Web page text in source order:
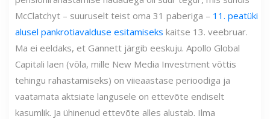
McClatchyt – suuruselt teist oma 31 paberiga – 11. peatüki
alusel pankrotiavalduse esitamiseks kaitse 13. veebruar.
Ma ei eeldaks, et Gannett järgib eeskuju. Apollo Global
Capitali laen (võla, mille New Media Investment võttis
tehingu rahastamiseks) on viieaastase perioodiga ja
vaatamata aktsiate langusele on ettevõte endiselt
kasumlik. Ja ühinenud ettevõte alles alustab. Ilma